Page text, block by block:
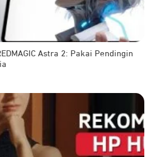
Astra 2: Pakai Pendingin